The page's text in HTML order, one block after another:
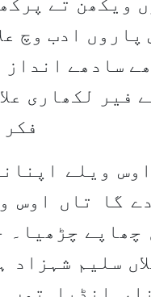
ادب وچ
سادھے
فیر لکھاری
اوس ویلے
گا تاں اوس
ناول 2025ء نوں
سلیم